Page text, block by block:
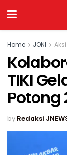
Home JONI Aksi
TIKI
Potong
by Redaksi